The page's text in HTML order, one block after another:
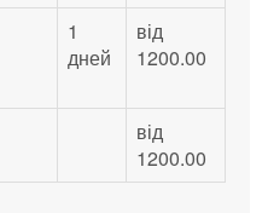
1
дней
від
1200.00
від
1200.00